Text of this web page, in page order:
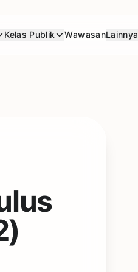
Kelas Publik WawasanLainnya